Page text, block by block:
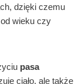
dzięki czemu
wieku czy
pasa
ciało, ale także